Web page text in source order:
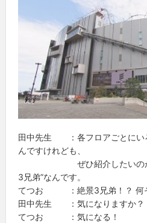
田中先生 ：各フロアごとにい
んですけれども、
ぜひ紹介したいのが、
3兄弟”なんです。
てつお ：絶景3兄弟！？ 何
田中先生 ：気になりますか？
てつお ：気になる！